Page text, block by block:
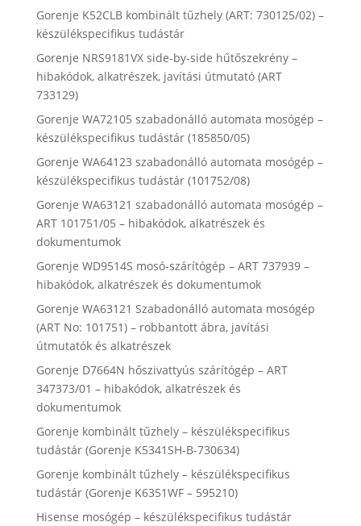
Gorenje K52CLB kombinált tűzhely (ART: 730125/02) –
készülékspecifikus tudástár
Gorenje NRS9181VX side-by-side hűtőszekrény –
hibakódok, alkatrészek, javítási útmutató (ART
733129)
Gorenje WA72105 szabadonálló automata mosógép –
készülékspecifikus tudástár (185850/05)
Gorenje WA64123 szabadonálló automata mosógép –
készülékspecifikus tudástár (101752/08)
Gorenje WA63121 szabadonálló automata mosógép –
ART 101751/05 – hibakódok, alkatrészek és
dokumentumok
Gorenje WD9514S mosó-szárítógép – ART 737939 –
hibakódok, alkatrészek és dokumentumok
Gorenje WA63121 Szabadonálló automata mosógép
(ART No: 101751) – robbantott ábra, javítási
útmutatók és alkatrészek
Gorenje D7664N hőszivattyús szárítógép – ART
347373/01 – hibakódok, alkatrészek és
dokumentumok
Gorenje kombinált tűzhely – készülékspecifikus
tudástár (Gorenje K5341SH-B-730634)
Gorenje kombinált tűzhely – készülékspecifikus
tudástár (Gorenje K6351WF – 595210)
Hisense mosógép – készülékspecifikus tudástár